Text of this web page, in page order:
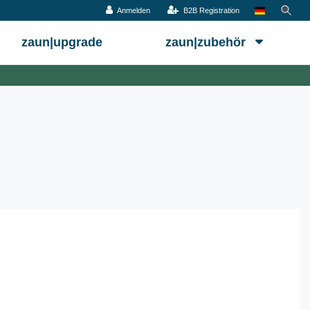
Anmelden B2B Registration
zaun|upgrade zaun|zubehör